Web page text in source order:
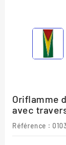
Oriflamme
avec
Référence :